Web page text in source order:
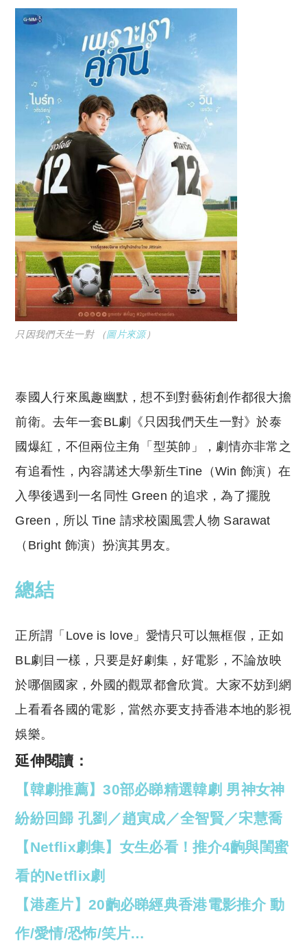
只因我們天生一對 （圖片來源）
泰國人行來風趣幽默，想不到對藝術創作都很大擔
前衛。去年一套BL劇《只因我們天生一對》於泰
國爆紅，不但兩位主角「型英帥」，劇情亦非常之
有追看性，內容講述大學新生Tine（Win 飾演）在
入學後遇到一名同性 Green 的追求，為了擺脫
Green，所以 Tine 請求校園風雲人物 Sarawat
（Bright 飾演）扮演其男友。
總結
正所謂「Love is love」愛情只可以無框假，正如
BL劇目一樣，只要是好劇集，好電影，不論放映
於哪個國家，外國的觀眾都會欣賞。大家不妨到網
上看看各國的電影，當然亦要支持香港本地的影視
娛樂。
延伸閱讀：
【韓劇推薦】30部必睇精選韓劇 男神女神
紛紛回歸 孔劉／趙寅成／全智賢／宋慧喬
【Netflix劇集】女生必看！推介4齣與閨蜜
看的Netflix劇
【港產片】20齣必睇經典香港電影推介 動
作/愛情/恐怖/笑片…